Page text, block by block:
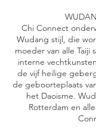
Chi Connect
Wudang stijl, die
moeder van alle Taiji
interne
de vijf heilige
de geboorteplaats
het Daoisme.
Rotterdam en